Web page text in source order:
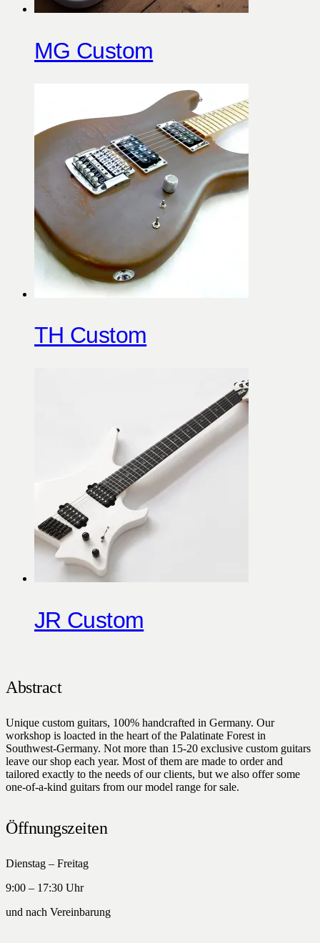
MG Custom
TH Custom
JR Custom
Abstract
Unique custom guitars, 100% handcrafted in Germany. Our
workshop is loacted in the heart of the Palatinate Forest in
Southwest-Germany. Not more than 15-20 exclusive custom guitars
leave our shop each year. Most of them are made to order and
tailored exactly to the needs of our clients, but we also offer some
one-of-a-kind guitars from our model range for sale.
Öffnungszeiten
Dienstag – Freitag
9:00 – 17:30 Uhr
und nach Vereinbarung